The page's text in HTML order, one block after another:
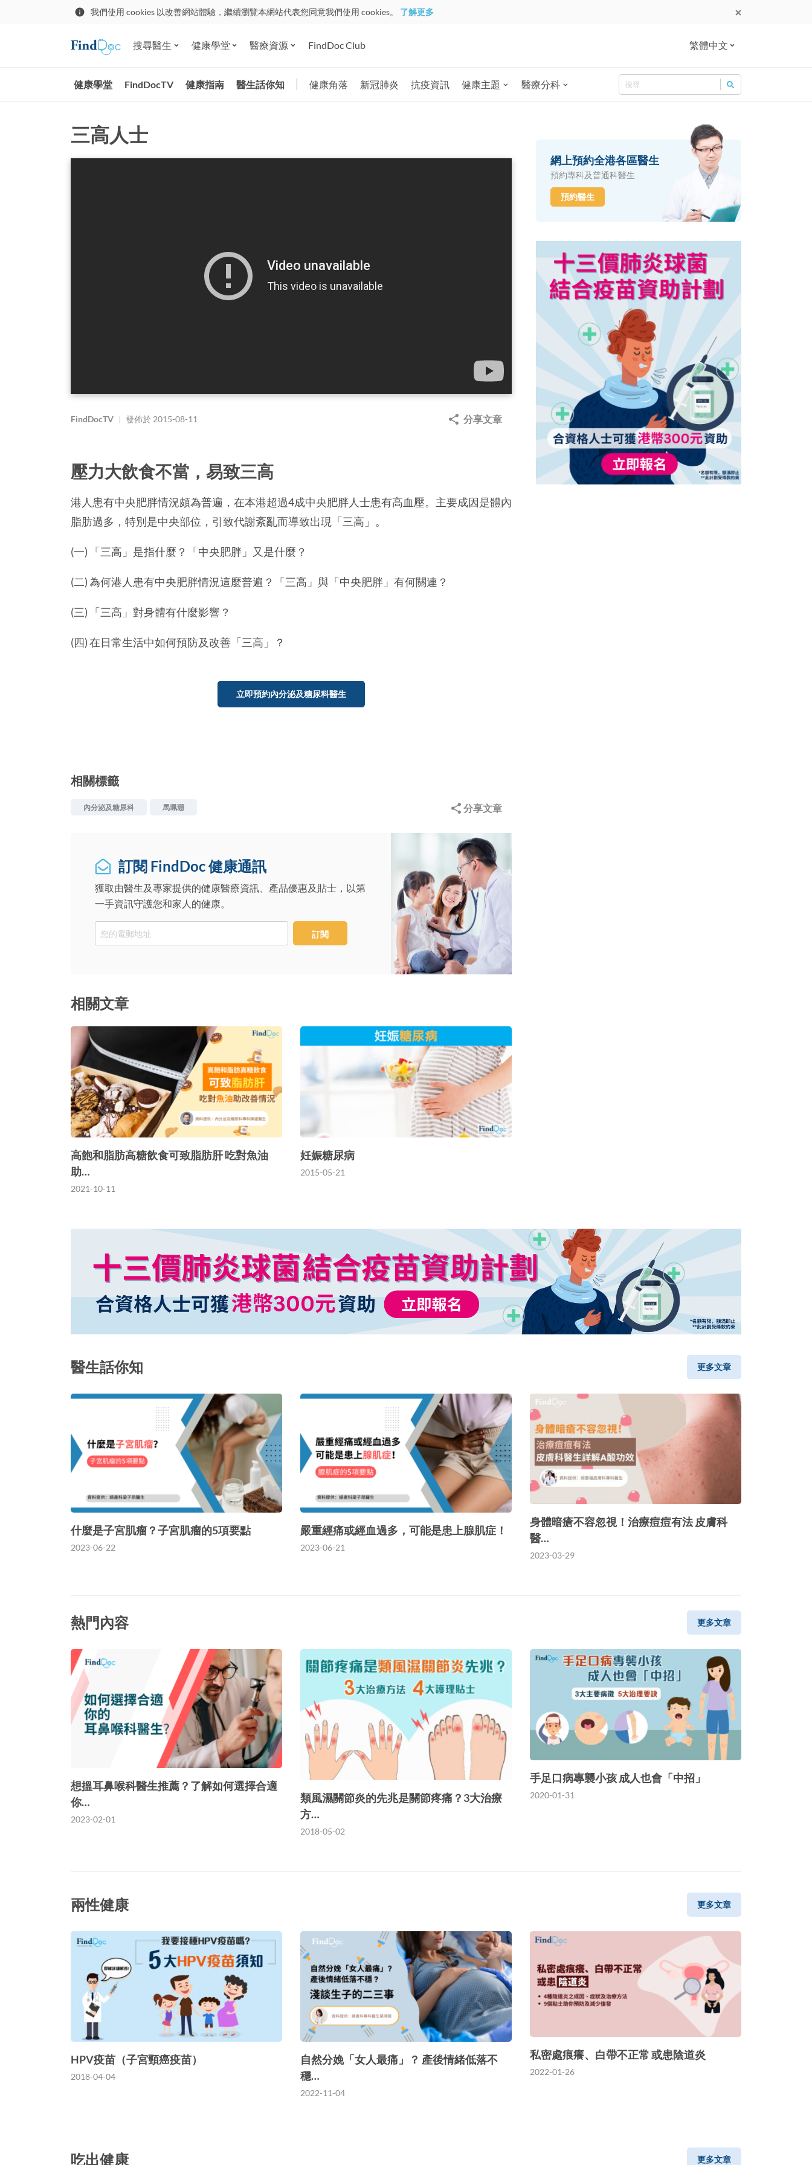
我們使用 cookies 以改善網站體驗，繼續瀏覽本網站代表您同意我們使用 cookies。 了解更多
搜尋醫生 健康學堂 醫療資源 FindDoc Club 繁體中文
健康學堂 FindDocTV 健康指南 醫生話你知 健康角落 新冠肺炎 抗疫資訊 健康主題 醫療分科
Search for:
Search
三高人士
FindDocTV | 發佈於 2015-08-11 分享文章
壓力大飲食不當，易致三高
港人患有中央肥胖情況頗為普遍，在本港超過4成中央肥胖人士患有高血壓。主要成因是體內
脂肪過多，特別是中央部位，引致代謝紊亂而導致出現「三高」。
(一) 「三高」是指什麼？「中央肥胖」又是什麼？
(二) 為何港人患有中央肥胖情況這麼普遍？「三高」與「中央肥胖」有何關連？
(三) 「三高」對身體有什麼影響？
(四) 在日常生活中如何預防及改善「三高」？
立即預約內分泌及糖尿科醫生
相關標籤
內分泌及糖尿科 馬珮珊 分享文章
訂閱 FindDoc 健康通訊
獲取由醫生及專家提供的健康醫療資訊、產品優惠及貼士，以第
一手資訊守護您和家人的健康。
Email
訂閱
網上預約全港各區醫生
預約專科及普通科醫生
預約醫生
相關文章
高飽和脂肪高糖飲食可致脂肪肝 吃對魚油
助…
2021-10-11
妊娠糖尿病
2015-05-21
醫生話你知 更多文章
什麼是子宮肌瘤？子宮肌瘤的5項要點
2023-06-22
嚴重經痛或經血過多，可能是患上腺肌症！
2023-06-21
身體暗瘡不容忽視！治療痘痘有法 皮膚科
醫…
2023-03-29
熱門內容 更多文章
想搵耳鼻喉科醫生推薦？了解如何選擇合適
你…
2023-02-01
類風濕關節炎的先兆是關節疼痛？3大治療
方…
2018-05-02
手足口病專襲小孩 成人也會「中招」
2020-01-31
兩性健康 更多文章
HPV疫苗（子宮頸癌疫苗）
2018-04-04
自然分娩「女人最痛」？ 產後情緒低落不
穩…
2022-11-04
私密處痕癢、白帶不正常 或患陰道炎
2022-01-26
吃出健康 更多文章